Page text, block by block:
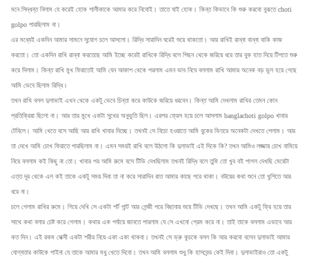
মনে সিদ্ধন্ত নিলাম যে করেই হোক শালীকাকে আমার করে নিবোই। তাতে যাই হোক। কিন্ত কিভাবে কি শুরু করবো বুঝতে choti
golpo পারছিলাম না।
এর মধ্যেই একদিন আমার সামনে সুযোগ চলে আসলো। রিদ্ধি সারাদিন ঘরেই শুয়ে থাকতো। আর রাখিই রান্না বান্না বাকি কাজ
করতো। তো একদিন রাখি রান্না করতেছে আমি ইচ্ছে করেই রাখিকে রিদ্ধি বলে পিছন থেকে জরিয়ে ধরে তার বুক হাত দিয়ে টিপতে শুরু
করে দিলাম। কিন্ত রাখি মুখ ফিরাতেই আমি যেন আকাশ থেকে পরলাম এমন ভাব নিযে বললাম রাখি আমার অনেক বড় ভুল হয়ে গেছে
আমি ভেবে ছিলাম রিদ্ধি।
তখন রাখি বলল দুলাভাই এখন থেকে একটু ভেবে চিন্তা করে কাউকে জরিয়ে ধরবেন। কিন্ত আমি দেখলাম রাখির তেমন কোন
প্রতিক্রিয়া ছিলো না। আর তার মুখে একটা সুখের অনুভুতি ছিল। এরপর ফ্রেস হয়ে চলে আসলাম banglachoti golpo খাবার
টেবিলে। আমি খেতে বসে আছি আর রাখি খাবার দিচ্ছে। তখনই সে নিচো হওয়াতে আমি বুকের ভিতরে অনেকটা দেখতে পেলাম। আর
তা দেখে আমি চোখ ফিরাতে পারছিলাম না। এমন সময়ই রাখি বলে উঠলো কি দুলাভাই এই দিকে কি? তখন আমিও লজ্জায় চোখ নামিয়ে
নিয়ে বললাম কই কিছু না তো। খাবার পর আমি রুমে বসে টিভি দেখছিলাম তখনই রিদ্ধি বলে তুমি তো খুব বই পাগল দেখছি মেয়েটা
এত্ত দূর থেকে এল কই তাকে একটু সময় দিবা তা না করে সারাদিন রাত আমার কাছে পরে থাকা। বউয়ের কথা শুনে তো খুশিতে আর
ধরে না।
চলে গেলাম রাখির রুমে। গিয়ে দেখি সে একটা শর্ট পান্ট আর গেন্জী পরে বিছানায় শুয়ে টিভি দেখছে। তখন আমি একটু ফ্রি হয়ে তার
সাথে কথা বলার চেষ্ট করে গেলাম। কথার এক পর্যায়ে জানতে পারলাম যে সে এখনো প্রেম করে না। তাই তাকে বললাম এভাবে আর
কত দিন। এই রকম সেক্সী একটা শরীর নিয়ে একা একা থাকবা। তখনই সে ভ্রু কুচকে বলল কি আর করবো বলেন দুলাভাই আমার
যোগ্যতার কাউকে পাইনা যে তাকে আমার মধু খেতে দিবো। তখন আমি বললাম শুধু কি হাসবেন্ড কেই দিবা। দুলাভাইরাও তো একটু